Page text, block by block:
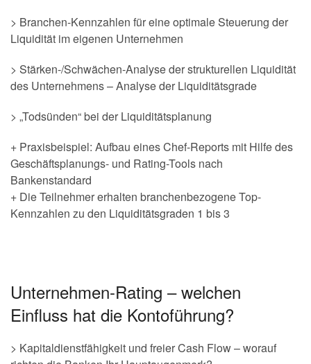
> Branchen-Kennzahlen für eine optimale Steuerung der
Liquidität im eigenen Unternehmen
> Stärken-/Schwächen-Analyse der strukturellen Liquidität
des Unternehmens – Analyse der Liquiditätsgrade
> „Todsünden“ bei der Liquiditätsplanung
+ Praxisbeispiel: Aufbau eines Chef-Reports mit Hilfe des
Geschäftsplanungs- und Rating-Tools nach
Bankenstandard
+ Die Teilnehmer erhalten branchenbezogene Top-
Kennzahlen zu den Liquiditätsgraden 1 bis 3
Unternehmen-Rating – welchen
Einfluss hat die Kontoführung?
> Kapitaldienstfähigkeit und freier Cash Flow – worauf